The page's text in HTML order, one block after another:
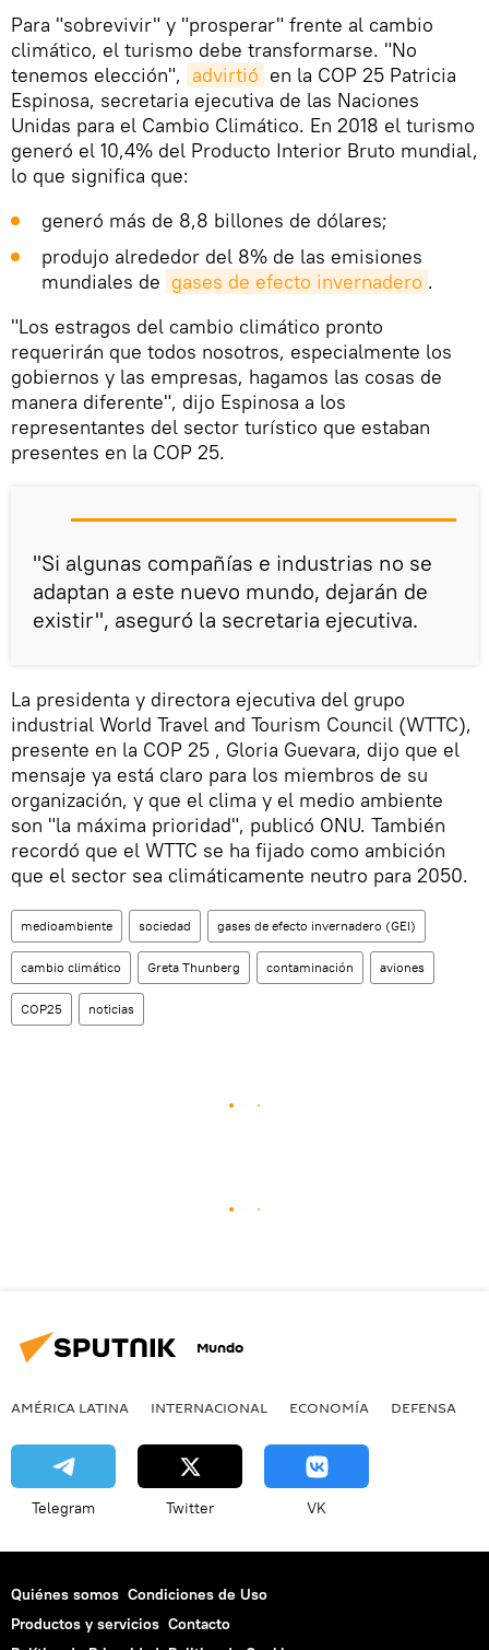
Para "sobrevivir" y "prosperar" frente al cambio
climático, el turismo debe transformarse. "No
tenemos elección", advirtió en la COP 25 Patricia
Espinosa, secretaria ejecutiva de las Naciones
Unidas para el Cambio Climático. En 2018 el turismo
generó el 10,4% del Producto Interior Bruto mundial,
lo que significa que:
generó más de 8,8 billones de dólares;
produjo alrededor del 8% de las emisiones
mundiales de gases de efecto invernadero .
"Los estragos del cambio climático pronto
requerirán que todos nosotros, especialmente los
gobiernos y las empresas, hagamos las cosas de
manera diferente", dijo Espinosa a los
representantes del sector turístico que estaban
presentes en la COP 25.
"Si algunas compañías e industrias no se
adaptan a este nuevo mundo, dejarán de
existir", aseguró la secretaria ejecutiva.
La presidenta y directora ejecutiva del grupo
industrial World Travel and Tourism Council (WTTC),
presente en la COP 25 , Gloria Guevara, dijo que el
mensaje ya está claro para los miembros de su
organización, y que el clima y el medio ambiente
son "la máxima prioridad", publicó ONU. También
recordó que el WTTC se ha fijado como ambición
que el sector sea climáticamente neutro para 2050.
medioambiente sociedad gases de efecto invernadero (GEI)
cambio climático Greta Thunberg contaminación aviones
COP25 noticias
Mundo
AMÉRICA LATINA INTERNACIONAL ECONOMÍA DEFENSA
Telegram Twitter VK
Quiénes somos Condiciones de Uso
Productos y servicios Contacto